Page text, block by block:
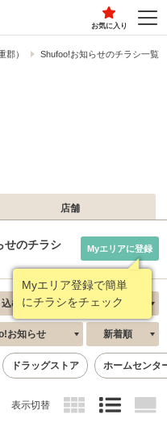
お気に入り
郡） Shufoo!お知らせのチラシ一覧
店舗
せのチラシ
Myエリア登録で簡単
にチラシをチェック
Myエリアに登録
む
お知らせ 新着順
ドラッグストア ホームセンタ
表示切替